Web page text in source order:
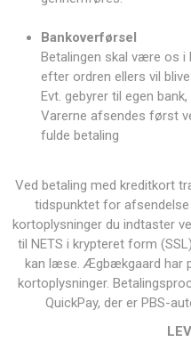
Bankoverførsel
Betalingen skal være os i
efter ordren ellers vil
Evt. gebyrer til egen
Varerne afsendes først
fulde betaling
Ved betaling med kreditkort
tidspunktet for
kortoplysninger du indtaster
til NETS i krypteret form
kan læse. Ægbækgaard har
kortoplysninger.
QuickPay, der er PBS-